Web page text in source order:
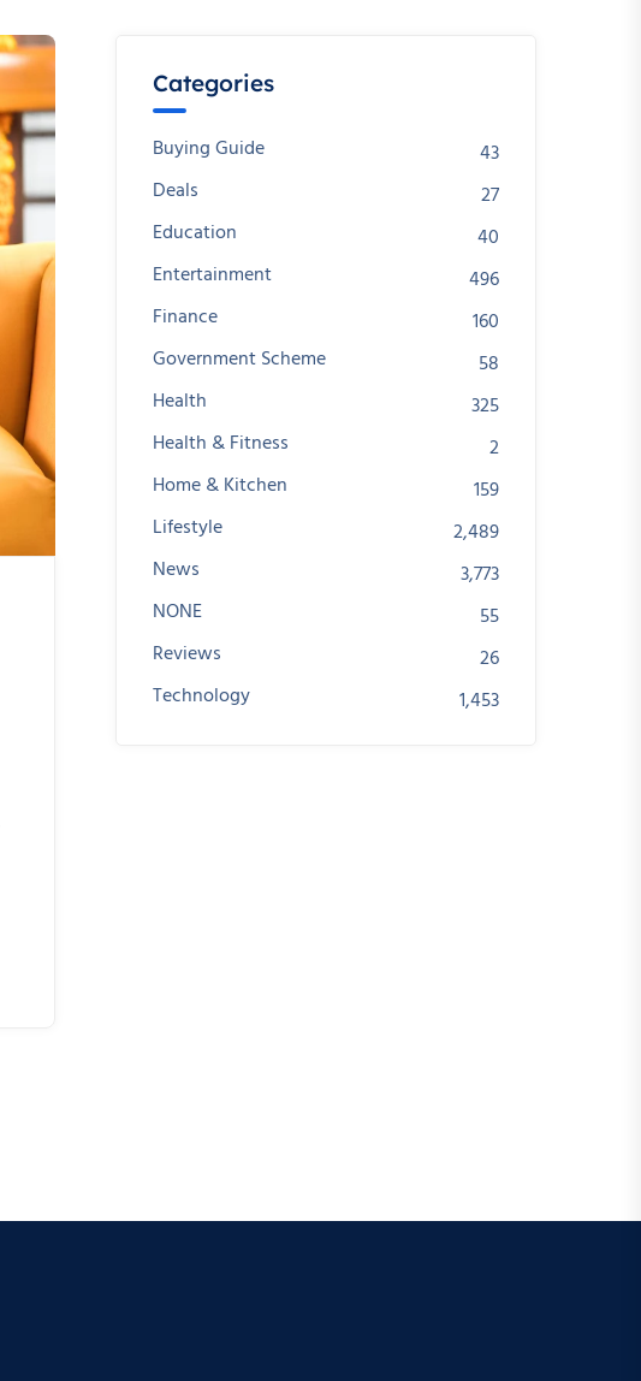
Categories
Buying Guide
43
Deals
27
Education
40
Entertainment
496
Finance
160
Government Scheme
58
Health
325
Health & Fitness
2
Home & Kitchen
159
Lifestyle
2,489
News
3,773
NONE
55
Reviews
26
Technology
1,453